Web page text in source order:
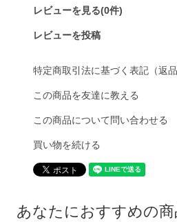
レビューを見る(0件)
レビューを投稿
特定商取引法に基づく表記（返品
この商品を友達に教える
この商品について問い合わせる
買い物を続ける
あなたにおすすめの商